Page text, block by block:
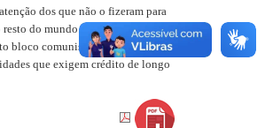
dos que não o fizeram para
do mundo. A tese central do
bloco comunista”, o que faz de
que exigem crédito de longo